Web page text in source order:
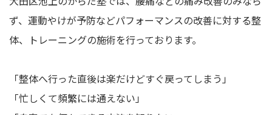
ず、運動やけが予防などパフォーマンスの改善に対する整
体、トレーニングの施術を行っております。
「整体へ行った直後は楽だけどすぐ戻ってしまう」
「忙しくて頻繁には通えない」